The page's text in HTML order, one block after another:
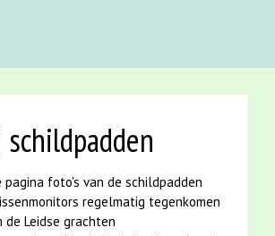
pagina foto's van de schildpadden
regelmatig tegenkomen
de Leidse grachten